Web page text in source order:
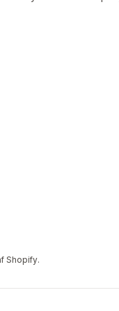
Shopify.